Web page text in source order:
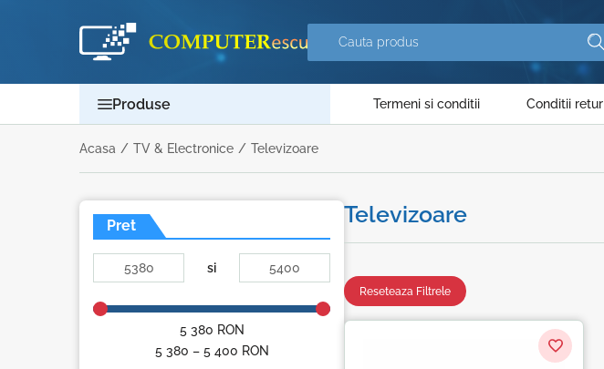
Produse Termeni si conditii Conditii retur
Acasa / TV & Electronice / Televizoare
Pret
si
5 380 RON
5 380 – 5 400 RON
Televizoare
Reseteaza Filtrele